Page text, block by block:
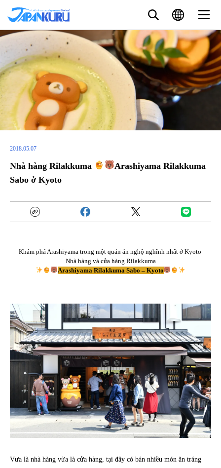
2018.05.07
Nhà hàng Rilakkuma
Arashiyama Rilakkuma
Sabo ở Kyoto
Khám phá Arashiyama trong một quán ăn nghộ nghĩnh nhất ở Kyoto
Nhà hàng và cửa hàng Rilakkuma
Arashiyama Rilakkuma Sabo – Kyoto
Vưa là nhà hàng vừa là cửa hàng, tại đây có bán nhiều món ăn tráng